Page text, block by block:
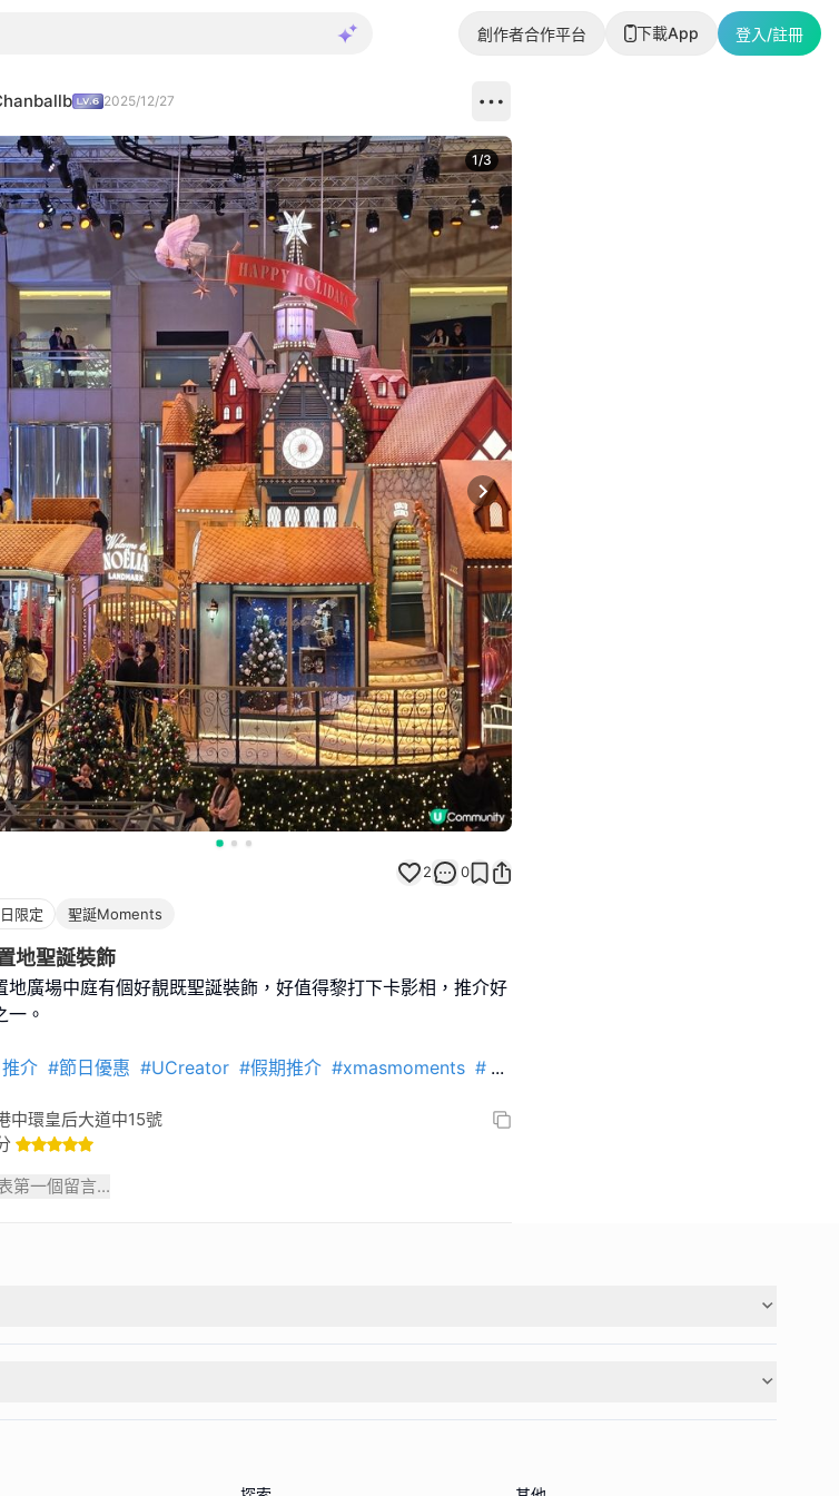
創作者合作平台 下載App 登入/註冊
2025/12/27
Next slide
1/3
2 0
限定 聖誕Moments
地聖誕裝飾
地廣場中庭有個好靚既聖誕裝飾，好值得黎打下卡影相，推介好
一。
介 #節日優惠 #UCreator #假期推介 #xmasmoments # ...
中環皇后大道中15號
第一個留言...